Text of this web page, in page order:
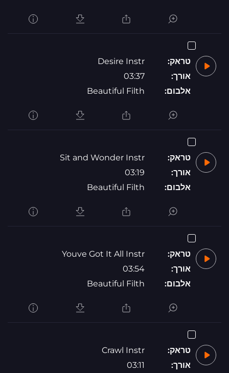
טראק:
Desire Instr
אורך:
03:37
אלבום:
Beautiful Filth
טראק:
Sit and Wonder Instr
אורך:
03:19
אלבום:
Beautiful Filth
טראק:
Youve Got It All Instr
אורך:
03:54
אלבום:
Beautiful Filth
טראק:
Crawl Instr
אורך:
03:11